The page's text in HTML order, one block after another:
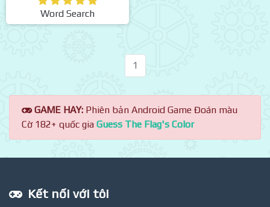
Word Search
1
GAME HAY: Phiên bản Android Game Đoán màu
Cờ 182+ quốc gia Guess The Flag's Color
Kết nối với tôi